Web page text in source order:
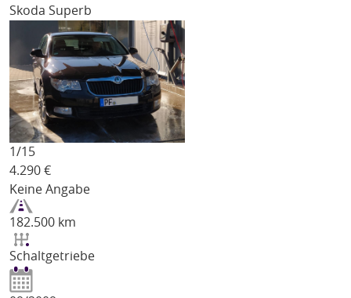
Skoda Superb
1/15
4.290 €
Keine Angabe
182.500 km
Schaltgetriebe